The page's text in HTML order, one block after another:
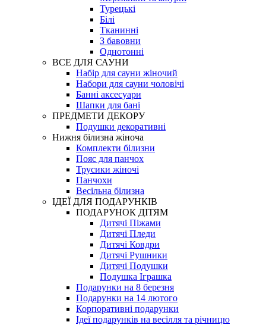
Турецькі
Білі
Тканинні
З бавовни
Однотонні
ВСЕ ДЛЯ САУНИ
Набір для сауни жіночий
Набори для сауни чоловічі
Банні аксесуари
Шапки для бані
ПРЕДМЕТИ ДЕКОРУ
Подушки декоративні
Нижня білизна жіноча
Комплекти білизни
Пояс для панчох
Трусики жіночі
Панчохи
Весільна білизна
ІДЕЇ ДЛЯ ПОДАРУНКІВ
ПОДАРУНОК ДІТЯМ
Дитячі Піжами
Дитячі Пледи
Дитячі Ковдри
Дитячі Рушники
Дитячі Подушки
Подушка Іграшка
Подарунки на 8 березня
Подарунки на 14 лютого
Корпоративні подарунки
Ідеї подарунків на весілля та річницю